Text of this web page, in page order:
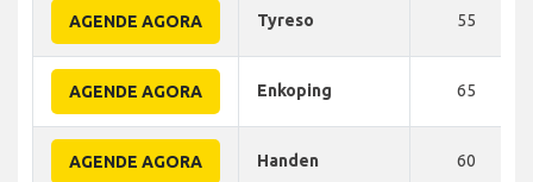
AGENDE AGORA Tyreso 55
AGENDE AGORA Enkoping 65
AGENDE AGORA Handen 60